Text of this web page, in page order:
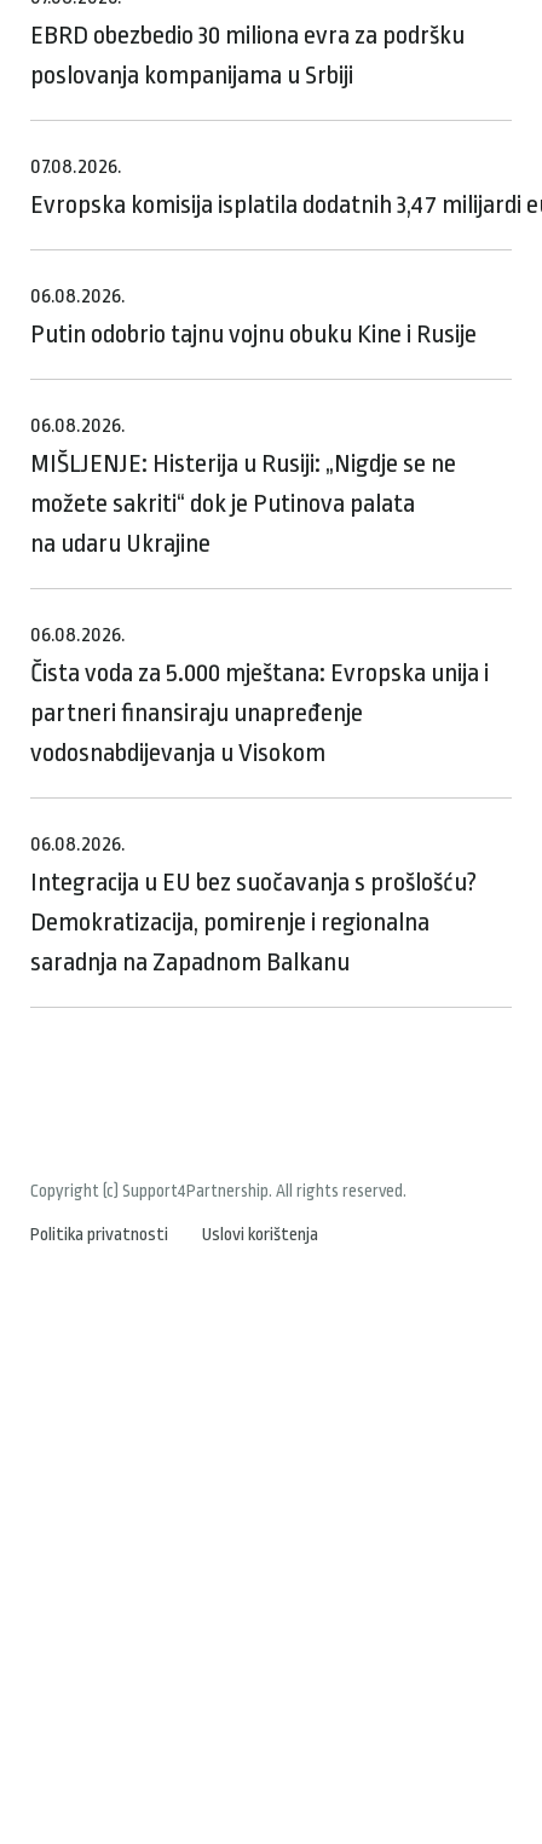
EBRD obezbedio 30 miliona evra za podršku
poslovanja kompanijama u Srbiji
07.08.2026.
Evropska komisija isplatila dodatnih 3,47 milijardi
06.08.2026.
Putin odobrio tajnu vojnu obuku Kine i Rusije
06.08.2026.
MIŠLJENJE: Histerija u Rusiji: „Nigdje se ne
možete sakriti“ dok je Putinova palata
na udaru Ukrajine
06.08.2026.
Čista voda za 5.000 mještana: Evropska unija i
partneri finansiraju unapređenje
vodosnabdijevanja u Visokom
06.08.2026.
Integracija u EU bez suočavanja s prošlošću?
Demokratizacija, pomirenje i regionalna
saradnja na Zapadnom Balkanu
Copyright (c) Support4Partnership. All rights reserved.
Politika privatnosti Uslovi korištenja